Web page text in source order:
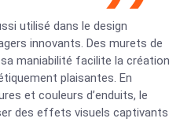
utilisé dans le design
innovants. Des murets de
maniabilité facilite la création
plaisantes. En
et couleurs d’enduits, le
des effets visuels captivants